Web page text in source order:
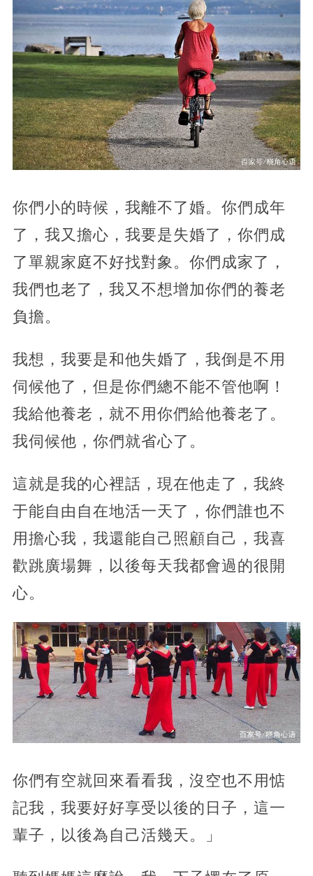
你們小的時候，我離不了婚。你們成年
了，我又擔心，我要是失婚了，你們成
了單親家庭不好找對象。你們成家了，
我們也老了，我又不想增加你們的養老
負擔。
我想，我要是和他失婚了，我倒是不用
伺候他了，但是你們總不能不管他啊！
我給他養老，就不用你們給他養老了。
我伺候他，你們就省心了。
這就是我的心裡話，現在他走了，我終
于能自由自在地活一天了，你們誰也不
用擔心我，我還能自己照顧自己，我喜
歡跳廣場舞，以後每天我都會過的很開
心。
你們有空就回來看看我，沒空也不用惦
記我，我要好好享受以後的日子，這一
輩子，以後為自己活幾天。」